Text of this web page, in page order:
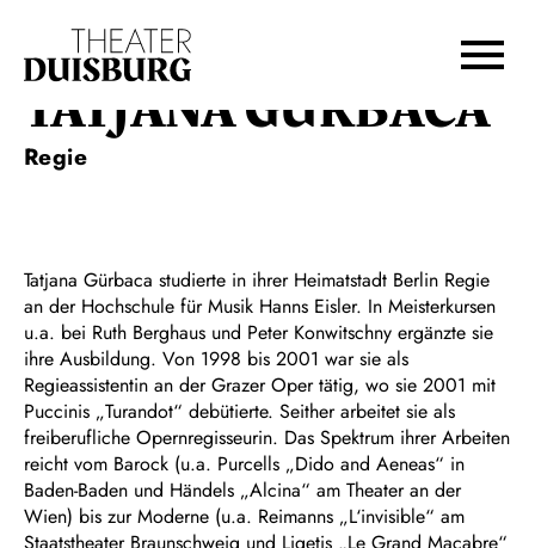
Zur Hauptnavigation springen
Zum Footer springen
TATJANA GÜRBACA
Regie
Tatjana Gürbaca studierte in ihrer Heimatstadt Berlin Regie
an der Hochschule für Musik Hanns Eisler. In Meisterkursen
u.a. bei Ruth Berghaus und Peter Konwitschny ergänzte sie
ihre Ausbildung. Von 1998 bis 2001 war sie als
Regieassistentin an der Grazer Oper tätig, wo sie 2001 mit
Puccinis „Turandot“ debütierte. Seither arbeitet sie als
freiberufliche Opernregisseurin. Das Spektrum ihrer Arbeiten
reicht vom Barock (u.a. Purcells „Dido and Aeneas“ in
Baden-Baden und Händels „Alcina“ am Theater an der
Wien) bis zur Moderne (u.a. Reimanns „L‘invisible“ am